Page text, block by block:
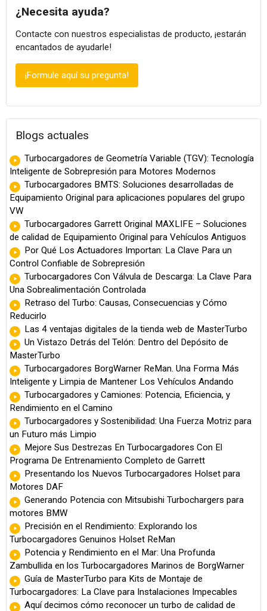
¿Necesita ayuda?
Contacte con nuestros especialistas de producto, ¡estarán
encantados de ayudarle!
¡Formule aquí su pregunta!
Blogs actuales
Turbocargadores de Geometría Variable (TGV): Tecnología
Inteligente de Sobrepresión para Motores Modernos
Turbocargadores BMTS: Soluciones desarrolladas de
Equipamiento Original para aplicaciones populares del grupo
VW
Turbocargadores Garrett Original MAXLIFE – Soluciones
de calidad de Equipamiento Original para Vehículos Antiguos
Por Qué Los Actuadores Importan: La Clave Para un
Control Confiable de Sobrepresión
Turbocargadores Con Válvula de Descarga: La Clave Para
Una Sobrealimentación Controlada
Retraso del Turbo: Causas, Consecuencias y Cómo
Reducirlo
Las 4 ventajas digitales de la tienda web de MasterTurbo
Un Vistazo Detrás del Telón: Dentro del Depósito de
MasterTurbo
Turbocargadores BorgWarner ReMan. Una Forma Más
Inteligente y Limpia de Mantener Los Vehículos Andando
Turbocargadores y Camiones: Potencia, Eficiencia, y
Rendimiento en el Camino
Turbocargadores y Sostenibilidad: Una Fuerza Motriz para
un Futuro más Limpio
Mejore Sus Destrezas En Turbocargadores Con El
Programa De Entrenamiento Completo de Garrett
Presentando los Nuevos Turbocargadores Holset para
Motores DAF
Generando Potencia con Mitsubishi Turbochargers para
motores BMW
Precisión en el Rendimiento: Explorando los
Turbocargadores Genuinos Holset ReMan
Potencia y Rendimiento en el Mar: Una Profunda
Zambullida en los Turbocargadores Marinos de BorgWarner
Guía de MasterTurbo para Kits de Montaje de
Turbocargadores: La Clave para Instalaciones Impecables
Aquí decimos cómo reconocer un turbo de calidad de